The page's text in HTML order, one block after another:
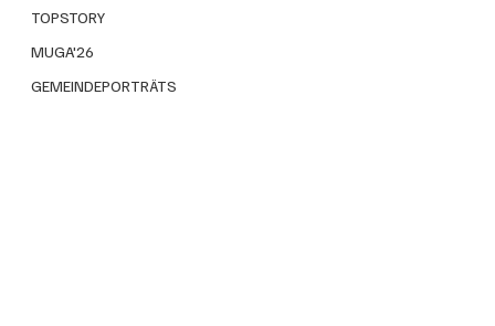
TOPSTORY
MUGA'26
GEMEINDEPORTRÄTS